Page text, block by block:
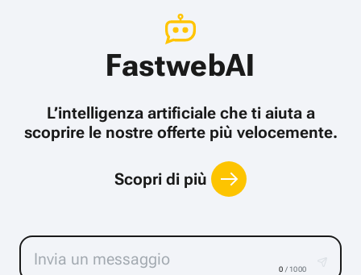
FastwebAI
L’intelligenza artificiale che ti aiuta a
scoprire le nostre offerte più velocemente.
Scopri di più
0 / 1000